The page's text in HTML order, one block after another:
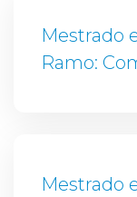
Mestrado
Ramo:
Mestrado